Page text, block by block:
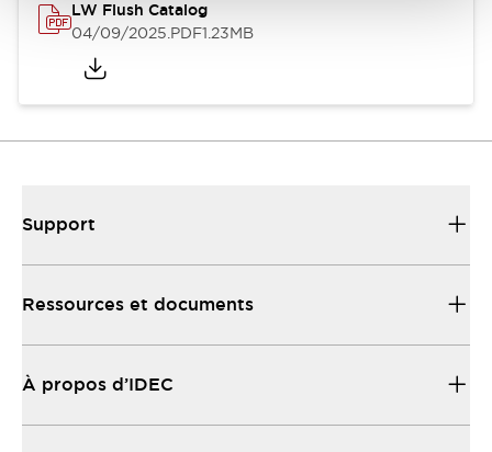
LW Flush Catalog
04/09/2025.PDF1.23MB
Support
Ressources et documents
À propos d’IDEC